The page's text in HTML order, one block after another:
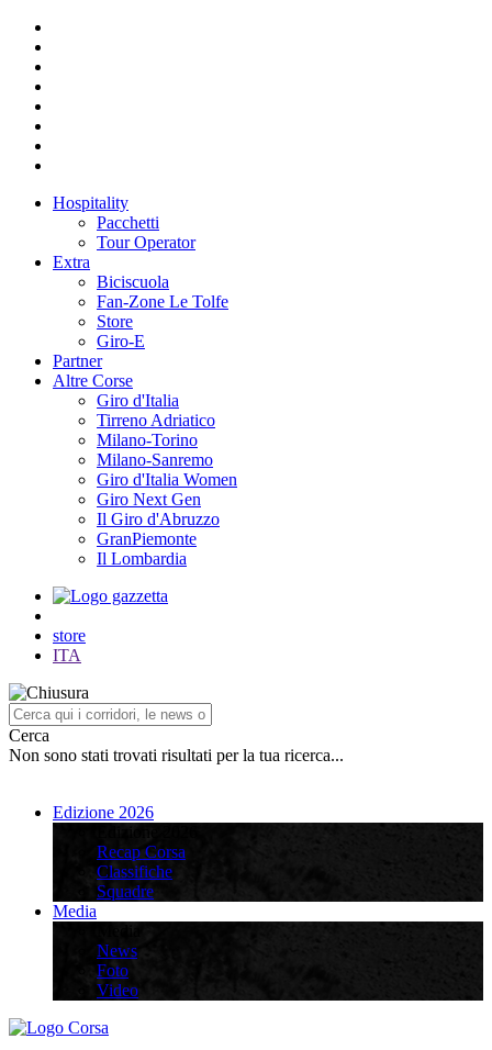
Hospitality
Pacchetti
Tour Operator
Extra
Biciscuola
Fan-Zone Le Tolfe
Store
Giro-E
Partner
Altre Corse
Giro d'Italia
Tirreno Adriatico
Milano-Torino
Milano-Sanremo
Giro d'Italia Women
Giro Next Gen
Il Giro d'Abruzzo
GranPiemonte
Il Lombardia
store
ITA
Cerca
Non sono stati trovati risultati per la tua ricerca...
Edizione 2026
Recap Corsa
Classifiche
Squadre
Media
News
Foto
Video